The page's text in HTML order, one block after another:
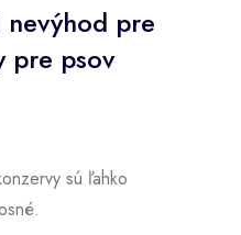
nevýhod pre
pre psov
sú ľahko